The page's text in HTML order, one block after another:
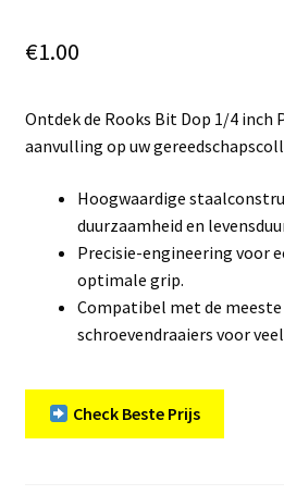
Winkelwagen
€1.00
Ontdek de Rooks Bit Dop 1/4 inch
aanvulling op uw
Hoogwaardige
duurzaamheid en
Precisie-engineering voor
optimale grip.
Compatibel met de
schroevendraaiers voor
Check Beste Prijs